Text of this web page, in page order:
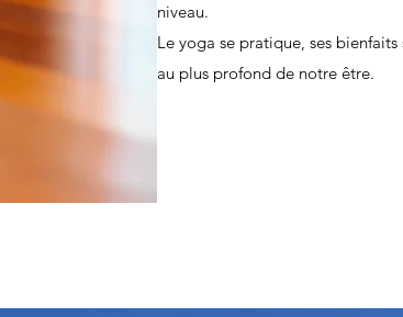
niveau.
Le yoga se pratique, ses
au plus profond de notre être.